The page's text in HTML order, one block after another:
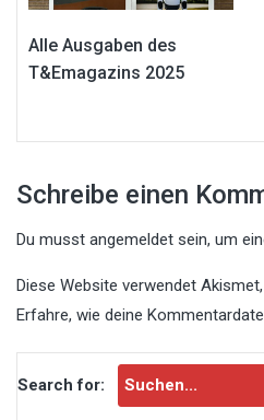
Alle Ausgaben des
T&Emagazins 2025
Schreibe einen
Du musst angemeldet sein, um
Diese Website verwendet
Erfahre, wie deine
Search for: